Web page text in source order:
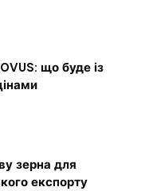
що буде із
зерна для
експорту